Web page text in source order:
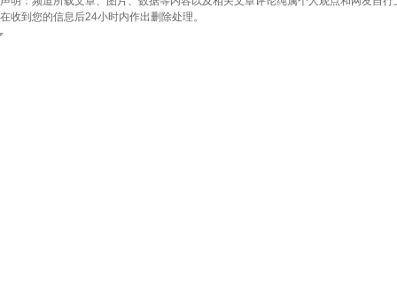
在收到您的信息后24小时内作出删除处理。